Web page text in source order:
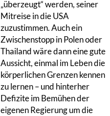
„überzeugt“ werden, seiner
Mitreise in die USA
zuzustimmen. Auch ein
Zwischenstopp in Polen oder
Thailand wäre dann eine gute
Aussicht, einmal im Leben die
körperlichen Grenzen kennen
zu lernen – und hinterher
Defizite im Bemühen der
eigenen Regierung um die